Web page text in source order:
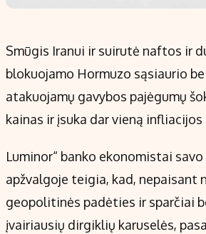
Smūgis Iranui ir suirutė naftos ir
blokuojamo Hormuzo sąsiaurio
atakuojamų gavybos pajėgumų
kainas ir įsuka dar vieną infliacijos
Luminor“ banko ekonomistai
apžvalgoje teigia, kad, nepaisant
geopolitinės padėties ir sparčiai
įvairiausių dirgiklių karuselės,